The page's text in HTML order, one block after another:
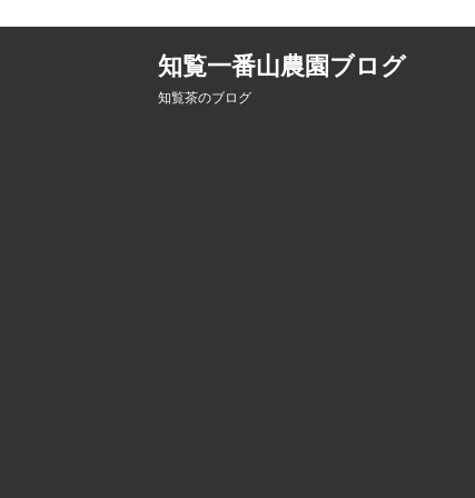
知覧一番山農園ブログ
知覧茶のブログ